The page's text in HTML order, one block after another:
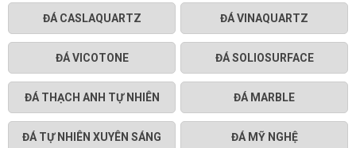
ĐÁ CASLAQUARTZ ĐÁ VINAQUARTZ
ĐÁ VICOTONE ĐÁ SOLIOSURFACE
ĐÁ THẠCH ANH TỰ NHIÊN ĐÁ MARBLE
ĐÁ TỰ NHIÊN XUYÊN SÁNG ĐÁ MỸ NGHỆ